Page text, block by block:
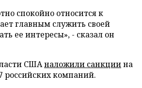
спокойно относится к
главным служить своей
ее интересы», - сказал он
СШАналожили санкциина
российских компаний.